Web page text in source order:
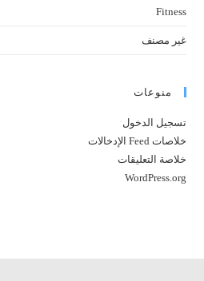
Fitness
غير مصنف
منوعات
تسجيل الدخول
خلاصات Feed الإدخالات
خلاصة التعليقات
WordPress.org